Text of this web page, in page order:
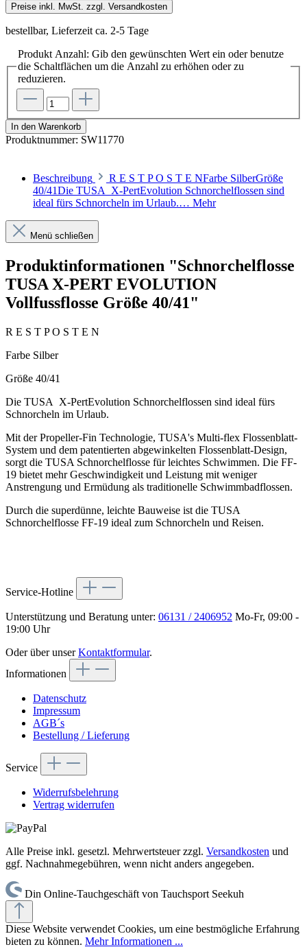
Preise inkl. MwSt. zzgl. Versandkosten
bestellbar, Lieferzeit ca. 2-5 Tage
Produkt Anzahl: Gib den gewünschten Wert ein oder benutze
die Schaltflächen um die Anzahl zu erhöhen oder zu
reduzieren.
In den Warenkorb
Produktnummer: SW11770
Beschreibung
R E S T P O S T E NFarbe SilberGröße
40/41Die TUSA X-PertEvolution Schnorchelflossen sind
ideal fürs Schnorcheln im Urlaub.… Mehr
Menü schließen
Produktinformationen "Schnorchelflosse
TUSA X-PERT EVOLUTION
Vollfussflosse Größe 40/41"
R E S T P O S T E N
Farbe Silber
Größe 40/41
Die TUSA
X-PertEvolution Schnorchelflossen sind ideal fürs
Schnorcheln im Urlaub.
Mit der Propeller-Fin Technologie, TUSA's Multi-flex Flossenblatt-
System und dem patentierten abgewinkelten Flossenblatt-Design,
sorgt die TUSA Schnorchelflosse für leichtes Schwimmen. Die FF-
19 bietet mehr Geschwindigkeit und Leistung mit weniger
Anstrengung und Ermüdung als traditionelle Schwimmbadflossen.
Durch die superdünne, leichte Bauweise ist die TUSA
Schnorchelflosse FF-19 ideal zum Schnorcheln und Reisen.
Service-Hotline
Unterstützung und Beratung unter: 06131 / 2406952 Mo-Fr, 09:00 -
19:00 Uhr
Oder über unserKontaktformular.
Informationen
Datenschutz
Impressum
AGB´s
Bestellung / Lieferung
Service
Widerrufsbelehrung
Vertrag widerrufen
Alle Preise inkl. gesetzl. Mehrwertsteuer zzgl. Versandkosten und
ggf. Nachnahmegebühren, wenn nicht anders angegeben.
Din Online-Tauchgeschäft von Tauchsport Seekuh
Diese Website verwendet Cookies, um eine bestmögliche Erfahrung
bieten zu können. Mehr Informationen ...